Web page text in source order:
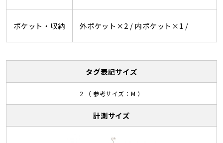
ポケット・収納 外ポケット×2 / 内ポケット×1 /
タグ表記サイズ
2 （ 参考サイズ：M ）
計測サイズ